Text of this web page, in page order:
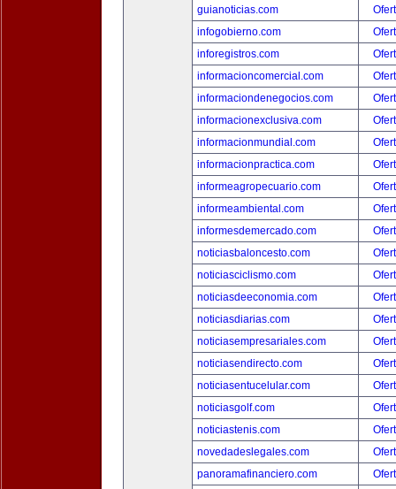
guianoticias.com
infogobierno.com
inforegistros.com
informacioncomercial.com
informaciondenegocios.com
informacionexclusiva.com
informacionmundial.com
informacionpractica.com
informeagropecuario.com
informeambiental.com
informesdemercado.com
noticiasbaloncesto.com
noticiasciclismo.com
noticiasdeeconomia.com
noticiasdiarias.com
noticiasempresariales.com
noticiasendirecto.com
noticiasentucelular.com
noticiasgolf.com
noticiastenis.com
novedadeslegales.com
panoramafinanciero.com